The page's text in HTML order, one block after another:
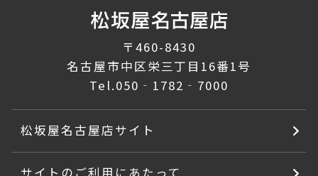
〒460-8430
名古屋市中区栄三丁目16番1号
Tel.050‐1782‐7000
松坂屋名古屋店サイト